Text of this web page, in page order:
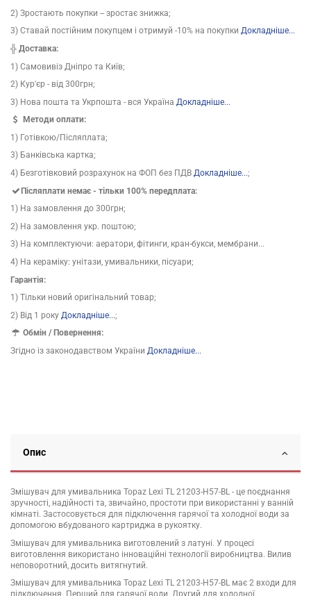
2) Зростають покупки -- зростає знижка;
3) Ставай постійним покупцем і отримуй -10% на покупки Докладніше...
╬ Доставка:
1) Самовивіз Дніпро та Київ;
2) Кур'єр - від 300грн;
3) Нова пошта та Укрпошта - вся Україна Докладніше...
Методи оплати:
1) Готівкою/Післяплата;
3) Банківська картка;
4) Безготівковий розрахунок на ФОП без ПДВ Докладніше...;
Післяплати немає - тільки 100% передплата:
1) На замовлення до 300грн;
2) На замовлення укр. поштою;
3) На комплектуючи: аератори, фітинги, кран-букси, мембрани...
4) На кераміку: унітази, умивальники, пісуари;
Гарантія:
1) Тільки новий оригінальний товар;
2) Від 1 року Докладніше...;
Обмін / Повернення:
Згідно із законодавством України Докладніше...
Опис
Змішувач для умивальника Topaz Lexi TL 21203-H57-BL - це поєднання
зручності, надійності та, звичайно, простоти при використанні у ванній
кімнаті. Застосовується для підключення гарячої та холодної води за
допомогою вбудованого картриджа в рукоятку.
Змішувач для умивальника виготовлений з латуні. У процесі
виготовлення використано інноваційні технології виробництва. Вилив
неповоротний, досить витягнутий.
Змішувач для умивальника Topaz Lexi TL 21203-H57-BL має 2 входи для